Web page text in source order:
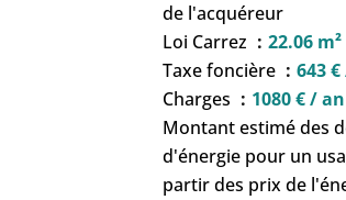
de l'acquéreur
Loi Carrez
22.06 m²
Taxe foncière
643
Charges
1080 € / an
Montant estimé des
d'énergie pour un
partir des prix de